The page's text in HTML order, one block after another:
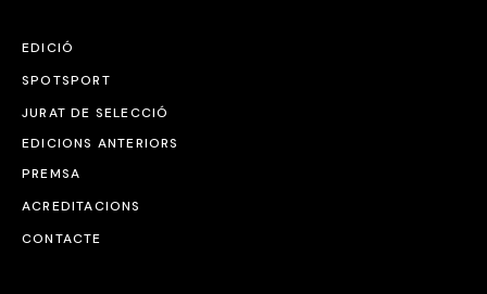
EDICIÓ
SPOTSPORT
JURAT DE SELECCIÓ
EDICIONS ANTERIORS
PREMSA
ACREDITACIONS
CONTACTE